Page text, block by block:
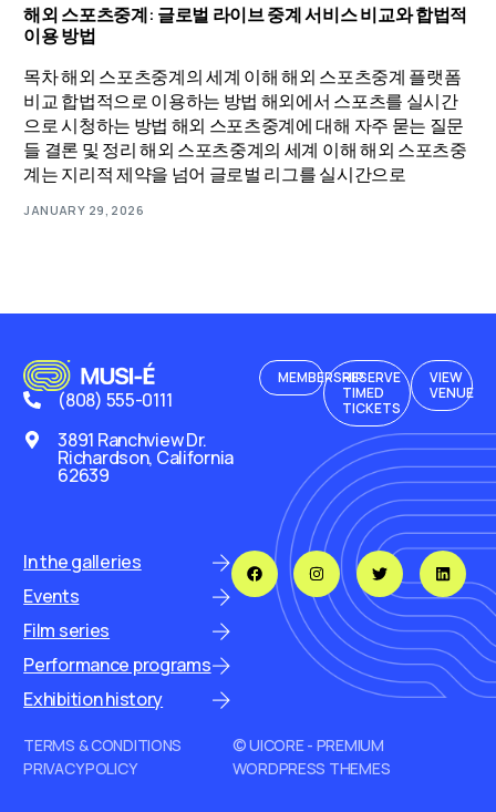
해외 스포츠중계: 글로벌 라이브 중계 서비스 비교와 합법적
이용 방법
목차 해외 스포츠중계의 세계 이해 해외 스포츠중계 플랫폼
비교 합법적으로 이용하는 방법 해외에서 스포츠를 실시간
으로 시청하는 방법 해외 스포츠중계에 대해 자주 묻는 질문
들 결론 및 정리 해외 스포츠중계의 세계 이해 해외 스포츠중
계는 지리적 제약을 넘어 글로벌 리그를 실시간으로
JANUARY 29, 2026
(808) 555-0111
3891 Ranchview Dr.
Richardson, California
62639
MEMBERSHIPRESERVE
TIMED
TICKETS
VIEW
VENUE
In the galleries
Events
Film series
Performance programs
Exhibition history
TERMS & CONDITIONS
PRIVACY POLICY
© UICORE - PREMIUM
WORDPRESS THEMES